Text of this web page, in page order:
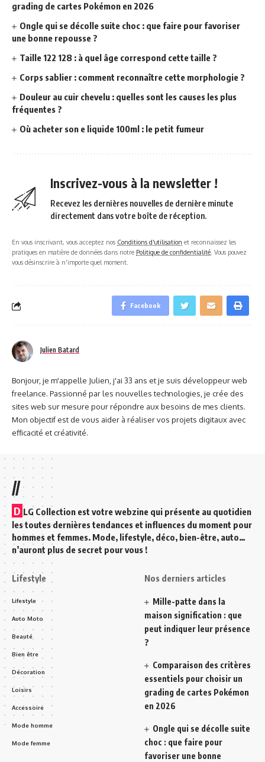
grading de cartes Pokémon en 2026
Ongle qui se décolle suite choc : que faire pour favoriser
une bonne repousse ?
Taille 122 128 : à quel âge correspond cette taille ?
Corps sablier : comment reconnaître cette morphologie ?
Douleur au cuir chevelu : quelles sont les causes les plus
fréquentes ?
Où acheter son e liquide 100ml : le petit fumeur
Inscrivez-vous à la newsletter !
Recevez les dernières nouvelles de dernière minute
directement dans votre boîte de réception.
En vous inscrivant, vous acceptez nos Conditions d'utilisation et reconnaissez les
pratiques en matière de données dans notre Politique de confidentialité . Vous pouvez
vous désinscrire à n'importe quel moment.
Facebook
Julien Batard
Bonjour, je m'appelle Julien, j'ai 33 ans et je suis développeur web
freelance. Passionné par les nouvelles technologies, je crée des
sites web sur mesure pour répondre aux besoins de mes clients.
Mon objectif est de vous aider à réaliser vos projets digitaux avec
efficacité et créativité.
//
D LG Collection est votre webzine qui présente au quotidien
les toutes dernières tendances et influences du moment pour
hommes et femmes. Mode, lifestyle, déco, bien-être, auto…
n’auront plus de secret pour vous !
Lifestyle
Lifestyle
Auto Moto
Beauté
Bien être
Décoration
Loisirs
Accessoire
Mode homme
Mode femme
Nos derniers articles
Mille-patte dans la
maison signification : que
peut indiquer leur présence
?
Comparaison des critères
essentiels pour choisir un
grading de cartes Pokémon
en 2026
Ongle qui se décolle suite
choc : que faire pour
favoriser une bonne